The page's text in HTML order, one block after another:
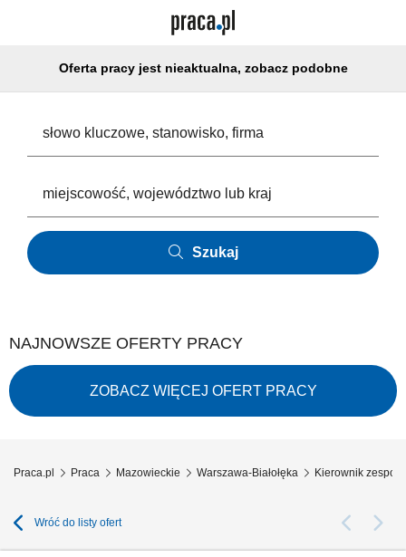
Oferta pracy jest nieaktualna, zobacz podobne
Szukaj
NAJNOWSZE OFERTY PRACY
ZOBACZ WIĘCEJ OFERT PRACY
Praca.pl Praca Mazowieckie Warszawa-Białołęka Kierownik
Wróć do listy ofert